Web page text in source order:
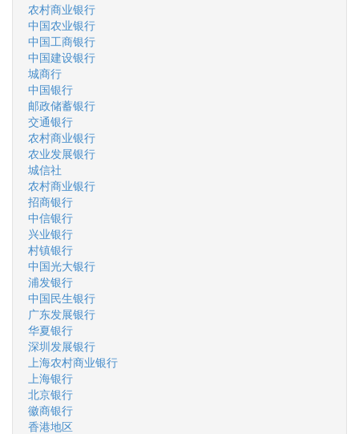
农村商业银行
中国农业银行
中国工商银行
中国建设银行
城商行
中国银行
邮政储蓄银行
交通银行
农村商业银行
农业发展银行
城信社
农村商业银行
招商银行
中信银行
兴业银行
村镇银行
中国光大银行
浦发银行
中国民生银行
广东发展银行
华夏银行
深圳发展银行
上海农村商业银行
上海银行
北京银行
徽商银行
香港地区